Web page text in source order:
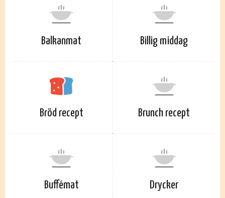
Balkanmat Billig middag
Bröd recept Brunch recept
Buffémat Drycker